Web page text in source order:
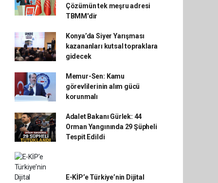
Çözümün tek meşru adresi
TBMM'dir
Konya’da Siyer Yarışması
kazananları kutsal topraklara
gidecek
Memur-Sen: Kamu
görevlilerinin alım gücü
korunmalı
Adalet Bakanı Gürlek: 44
Orman Yangınında 29 Şüpheli
Tespit Edildi
E-KİP’e Türkiye’nin Dijital